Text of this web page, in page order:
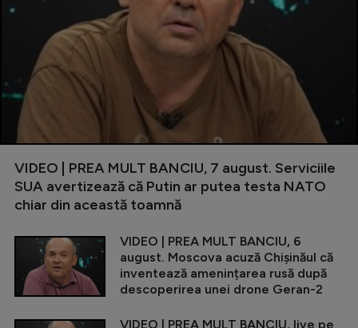
VIDEO | PREA MULT BANCIU, 7 august. Serviciile
SUA avertizează că Putin ar putea testa NATO
chiar din această toamnă
VIDEO | PREA MULT BANCIU, 6
august. Moscova acuză Chișinăul că
inventează amenințarea rusă după
descoperirea unei drone Geran-2
VIDEO | PREA MULT BANCIU, live pe